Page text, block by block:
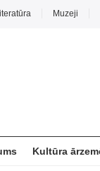
Muzeji
Kultūra